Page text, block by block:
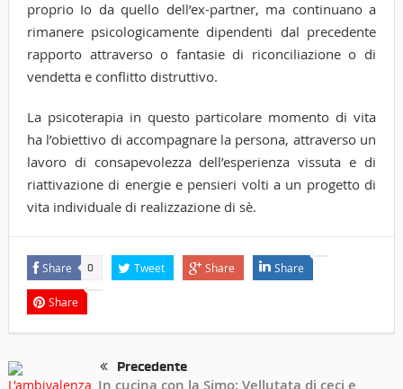
proprio Io da quello dell’ex-partner, ma continuano a
rimanere psicologicamente dipendenti dal precedente
rapporto attraverso o fantasie di riconciliazione o di
vendetta e conflitto distruttivo.
La psicoterapia in questo particolare momento di vita
ha l’obiettivo di accompagnare la persona, attraverso un
lavoro di consapevolezza dell’esperienza vissuta e di
riattivazione di energie e pensieri volti a un progetto di
vita individuale di realizzazione di sè.
Share 0 Tweet Share Share
Share
Precedente
In cucina con la Simo: Vellutata di ceci e